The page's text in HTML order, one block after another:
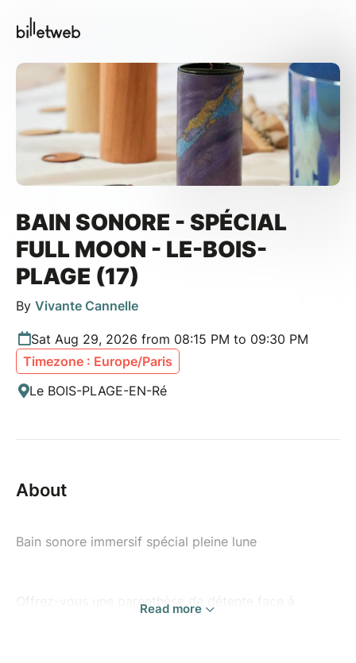
BAIN SONORE - SPÉCIAL
FULL MOON - LE-BOIS-
PLAGE (17)
By Vivante Cannelle
Sat Aug 29, 2026 from 08:15 PM to 09:30 PM
Timezone : Europe/Paris
Le BOIS-PLAGE-EN-Ré
About
Bain sonore immersif spécial pleine lune
Offrez-vous une parenthèse de détente face à
Read more